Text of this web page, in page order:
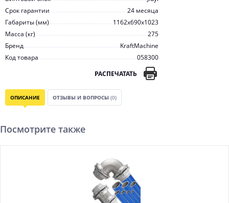
Срок гарантии
24 месяца
Габариты (мм)
1162x690x1023
Масса (кг)
275
Бренд
KraftMachine
Код товара
058300
РАСПЕЧАТАТЬ
ОПИСАНИЕ ОТЗЫВЫ И ВОПРОСЫ (0)
Посмотрите также